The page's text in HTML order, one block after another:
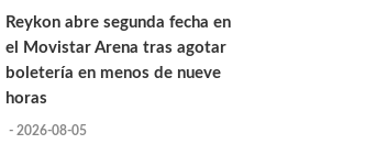
Reykon abre segunda fecha en
el Movistar Arena tras agotar
boletería en menos de nueve
horas
- 2026-08-05